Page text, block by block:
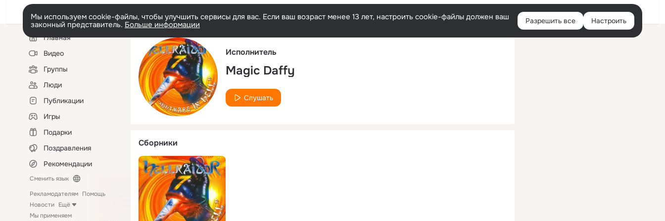
Русский Войти
Мы используем cookie-файлы, чтобы улучшить сервисы для вас. Если ваш возраст менее 13 лет, настроить cookie-файлы должен ваш
законный представитель. Больше информации Разрешить все Настроить
Левая
колонкаГлавная
Видео
Группы
Люди
Публикации
Игры
Подарки
Поздравления
Рекомендации
Сменить язык
Рекламодателям Помощь
Новости Ещё
Мы применяем
Исполнитель
Magic Daffy
Слушать
Сборники